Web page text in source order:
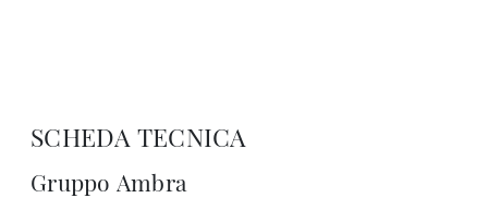
SCHEDA TECNICA
Gruppo Ambra